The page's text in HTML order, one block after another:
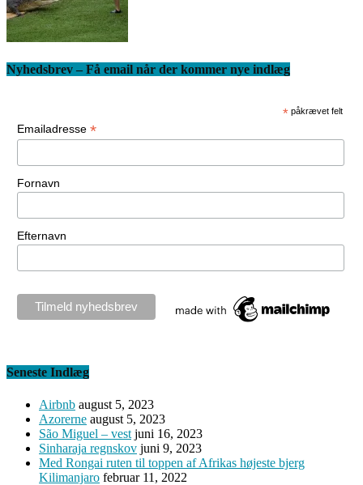
Nyhedsbrev – Få email når der kommer nye indlæg
* påkrævet felt
Emailadresse *
Fornavn
Efternavn
Seneste Indlæg
Airbnb august 5, 2023
Azorerne august 5, 2023
São Miguel – vest juni 16, 2023
Sinharaja regnskov juni 9, 2023
Med Rongai ruten til toppen af Afrikas højeste bjerg
Kilimanjaro februar 11, 2022